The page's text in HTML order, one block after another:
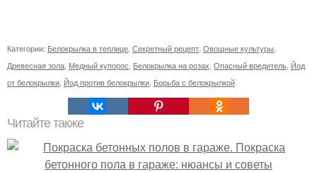
Категории: Белокрылка в теплице Секретный рецепт Овощные культуры
Древесная зола Медный купорос Белокрылка на розах Опасный вредитель Йод
от белокрылки Йод против белокрылки Борьба с белокрылкой
Читайте также